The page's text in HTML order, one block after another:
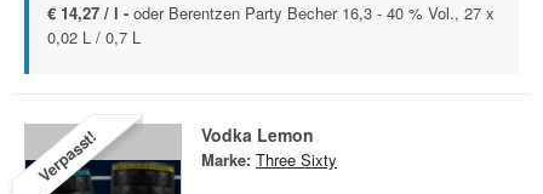
€ 14,27 / l - oder Berentzen Party Becher 16,3 - 40 % Vol., 27 x
0,02 L / 0,7 L
Verpasst! Vodka Lemon
Marke: Three Sixty